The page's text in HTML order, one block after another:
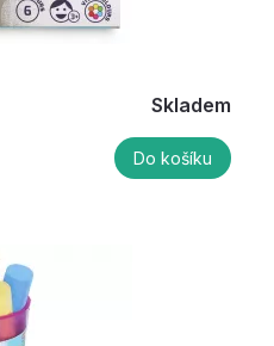
Skladem
Do košíku